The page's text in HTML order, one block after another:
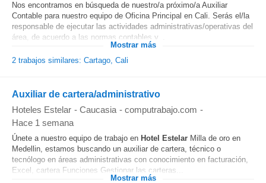
Nos encontramos en búsqueda de nuestro/a próximo/a Auxiliar
Contable para nuestro equipo de Oficina Principal en Cali. Serás el/la
responsable de ejecutar las actividades administrativas/operativas del
área, de acuerdo a las normas contables y...
Mostrar más
2 trabajos similares: Cartago, Cali
Auxiliar de cartera/administrativo
Hoteles Estelar - Caucasia - computrabajo.com -
Hace 1 semana
Únete a nuestro equipo de trabajo en Hotel Estelar Milla de oro en
Medellin, estamos buscando un auxiliar de cartera, técnico o
tecnólogo en áreas administrativas con conocimiento en facturación,
Excel, cartera Funciones Gestionar las carteras...
Mostrar más